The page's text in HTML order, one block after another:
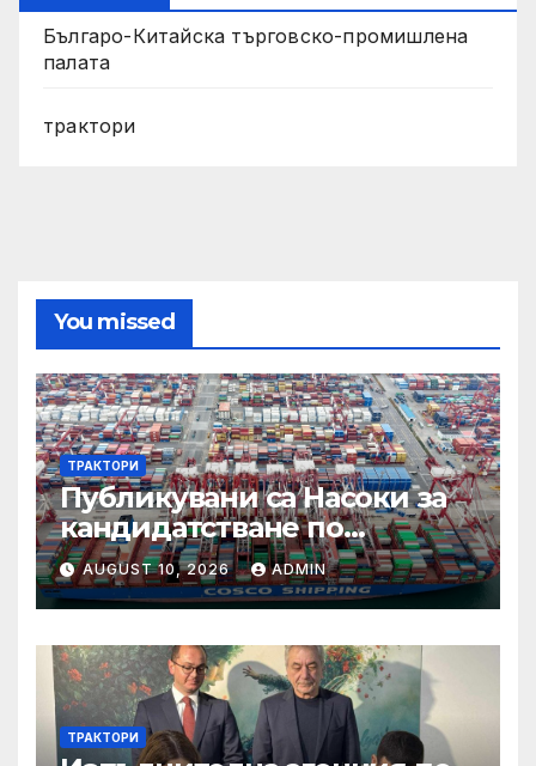
Българо-Китайска търговско-промишлена
палата
трактори
You missed
ТРАКТОРИ
Публикувани са Насоки за
кандидатстване по
процедурата за техническа
помощ за ИТИ по
Приоритет 2 на ПРР 2021-
2027 г.
AUGUST 10, 2026 ADMIN
ТРАКТОРИ